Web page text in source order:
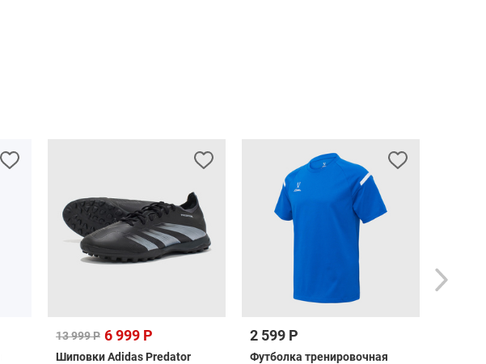
13 999 Р 6 999 Р
Шиповки Adidas Predator
2 599 Р
Футболка тренировочная